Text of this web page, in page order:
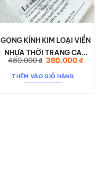
GỌNG KÍNH KIM LOẠI VIỀN
NHỰA THỜI TRANG CAO
CẤP #H00244
480.000₫ Giá
là:
480.000 ₫.
380.000₫Giá
THÊM VÀO GIỎ HÀNG